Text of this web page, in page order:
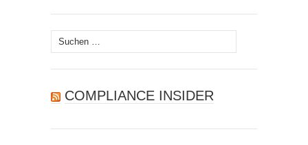
Suchen
nach:
COMPLIANCE INSIDER